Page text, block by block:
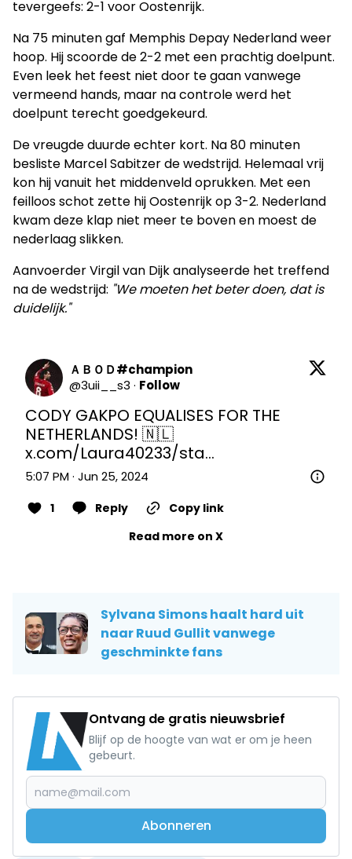
tevergeefs: 2-1 voor Oostenrijk.
Na 75 minuten gaf Memphis Depay Nederland weer
hoop. Hij scoorde de 2-2 met een prachtig doelpunt.
Even leek het feest niet door te gaan vanwege
vermeend hands, maar na controle werd het
doelpunt terecht goedgekeurd.
De vreugde duurde echter kort. Na 80 minuten
besliste Marcel Sabitzer de wedstrijd. Helemaal vrij
kon hij vanuit het middenveld oprukken. Met een
feilloos schot zette hij Oostenrijk op 3-2. Nederland
kwam deze klap niet meer te boven en moest de
nederlaag slikken.
Aanvoerder Virgil van Dijk analyseerde het treffend
na de wedstrijd: "We moeten het beter doen, dat is
duidelijk."
ＡＢＯＤ#champion
@3uii__s3 · Follow
CODY GAKPO EQUALISES FOR THE
x.com/Laura40233/sta…
5:07 PM · Jun 25, 2024
1 Reply
Copy link
Read more on X
Sylvana Simons haalt hard uit
naar Ruud Gullit vanwege
geschminkte fans
Ontvang de gratis nieuwsbrief
Blijf op de hoogte van wat er om je heen
gebeurt.
Abonneren